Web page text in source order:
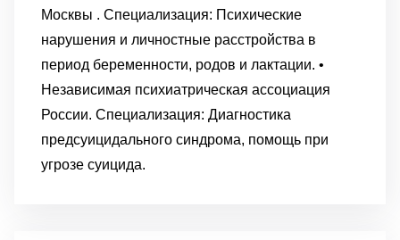
Москвы . Специализация: Психические
нарушения и личностные расстройства в
период беременности, родов и лактации. •
Независимая психиатрическая ассоциация
России. Специализация: Диагностика
предсуицидального синдрома, помощь при
угрозе суицида.